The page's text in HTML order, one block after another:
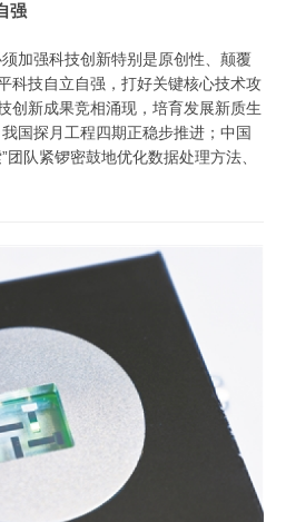
强
加强科技创新特别是原创性、颠覆
科技自立自强，打好关键核心技术攻
创新成果竞相涌现，培育发展新质生
国探月工程四期正稳步推进；中国
队紧锣密鼓地优化数据处理方法、